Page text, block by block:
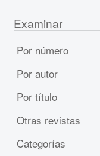
Examinar
Por número
Por autor
Por título
Otras revistas
Categorías